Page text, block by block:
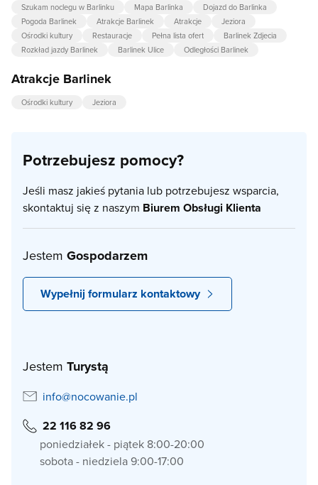
Szukam noclegu w Barlinku Mapa Barlinka
Dojazd do Barlinka
Pogoda Barlinek
Atrakcje Barlinek Atrakcje
Jeziora
Ośrodki kultury
Restauracje Pełna lista ofert
Barlinek Zdjecia
Rozkład jazdy Barlinek
Barlinek Ulice Odległości Barlinek
Atrakcje Barlinek
Ośrodki kultury Jeziora
Potrzebujesz pomocy?
Jeśli masz jakieś pytania lub potrzebujesz wsparcia,
skontaktuj się z naszym Biurem Obsługi Klienta
Jestem Gospodarzem
Wypełnij formularz kontaktowy
Jestem Turystą
info@nocowanie.pl
22 116 82 96
poniedziałek - piątek 8:00-20:00
sobota - niedziela 9:00-17:00